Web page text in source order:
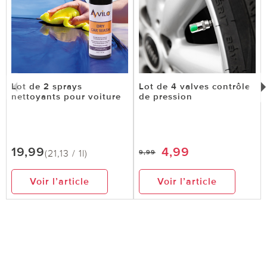
Lot de 2 sprays
nettoyants pour voiture
19,99(21,13 / 1l)
Voir l’article
Lot de 4 valves contrôle
de pression
9,99 4,99
Voir l’article